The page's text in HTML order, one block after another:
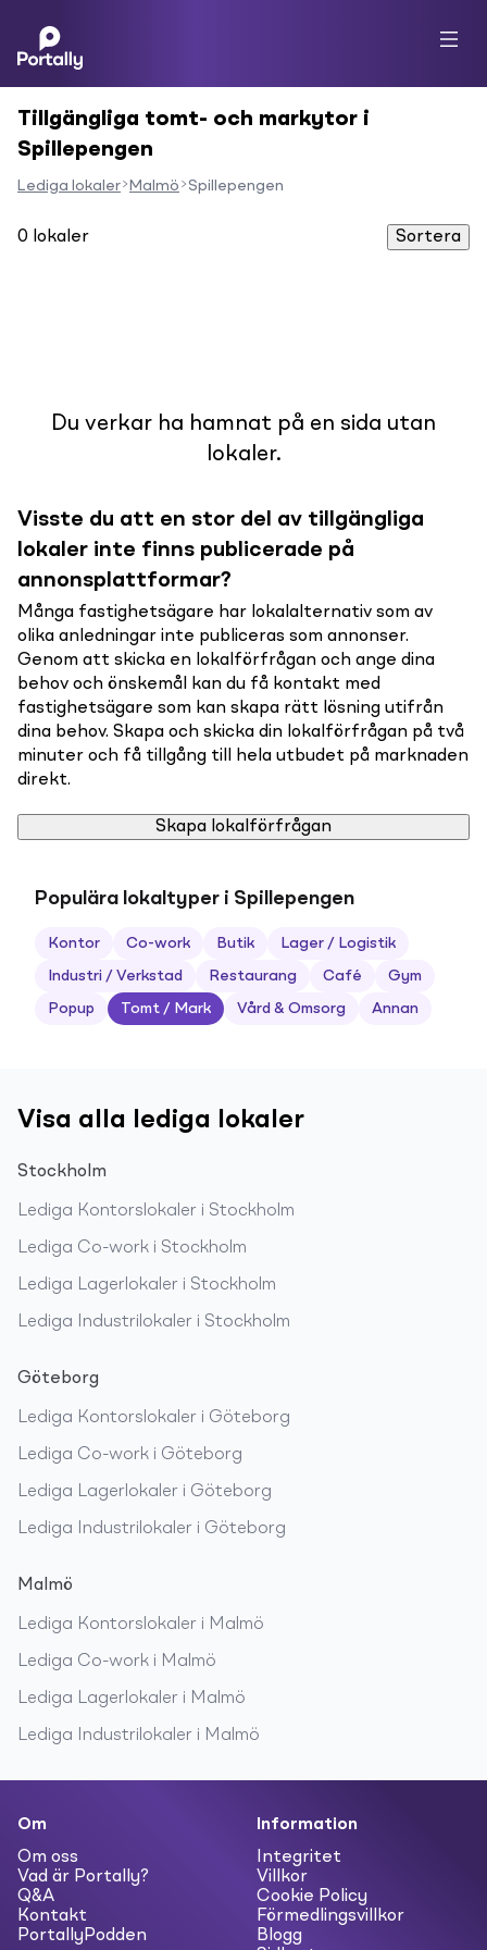
Tillgängliga tomt- och markytor i
Spillepengen
Lediga lokaler Malmö Spillepengen
0 lokaler Sortera
Du verkar ha hamnat på en sida utan
lokaler.
Visste du att en stor del av tillgängliga
lokaler inte finns publicerade på
annonsplattformar?
Många fastighetsägare har lokalalternativ som av
olika anledningar inte publiceras som annonser.
Genom att skicka en lokalförfrågan och ange dina
behov och önskemål kan du få kontakt med
fastighetsägare som kan skapa rätt lösning utifrån
dina behov. Skapa och skicka din lokalförfrågan på två
minuter och få tillgång till hela utbudet på marknaden
direkt.
Skapa lokalförfrågan
Populära lokaltyper i Spillepengen
Kontor Co-work Butik Lager / Logistik
Industri / Verkstad Restaurang Café Gym
Popup Tomt / Mark Vård & Omsorg Annan
Visa alla lediga lokaler
Stockholm
Lediga Kontorslokaler i Stockholm
Lediga Co-work i Stockholm
Lediga Lagerlokaler i Stockholm
Lediga Industrilokaler i Stockholm
Göteborg
Lediga Kontorslokaler i Göteborg
Lediga Co-work i Göteborg
Lediga Lagerlokaler i Göteborg
Lediga Industrilokaler i Göteborg
Malmö
Lediga Kontorslokaler i Malmö
Lediga Co-work i Malmö
Lediga Lagerlokaler i Malmö
Lediga Industrilokaler i Malmö
Om
Om oss
Vad är Portally?
Q&A
Kontakt
PortallyPodden
Information
Integritet
Villkor
Cookie Policy
Förmedlingsvillkor
Blogg